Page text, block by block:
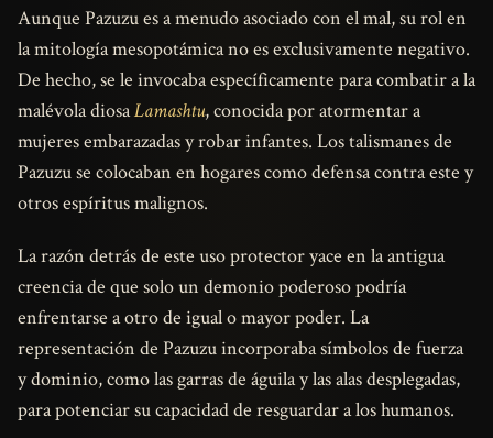
Aunque Pazuzu es a menudo asociado con el mal, su rol en
la mitología mesopotámica no es exclusivamente negativo.
De hecho, se le invocaba específicamente para combatir a la
malévola diosaLamashtu, conocida por atormentar a
mujeres embarazadas y robar infantes. Los talismanes de
Pazuzu se colocaban en hogares como defensa contra este y
otros espíritus malignos.
La razón detrás de este uso protector yace en la antigua
creencia de que solo un demonio poderoso podría
enfrentarse a otro de igual o mayor poder. La
representación de Pazuzu incorporaba símbolos de fuerza
y dominio, como las garras de águila y las alas desplegadas,
para potenciar su capacidad de resguardar a los humanos.